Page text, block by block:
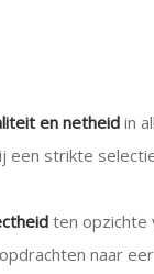
en netheid in
een strikte
ten opzichte
naar